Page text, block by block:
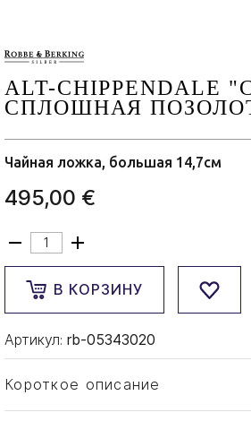
ALT-CHIPPENDALE
СПЛОШНАЯ
Чайная ложка, большая 14,7см
495,00 €
В КОРЗИНУ
Артикул: rb-05343020
Короткое описание